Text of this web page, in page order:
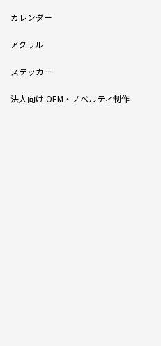
カレンダー
アクリル
ステッカー
法人向け OEM・ノベルティ制作